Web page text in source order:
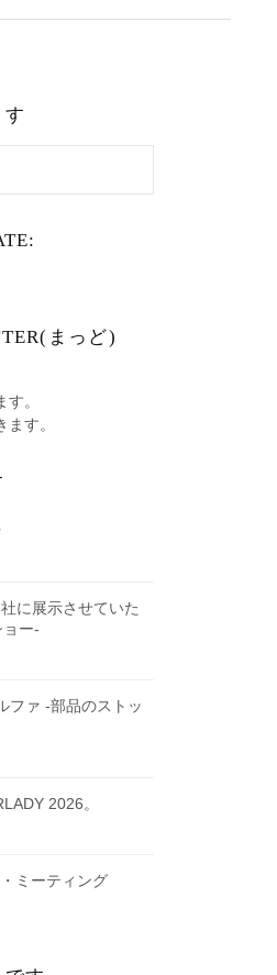
まっど)
。
す。
に展示させていた
ー-
ァ -部品のストッ
2026。
ミーティング